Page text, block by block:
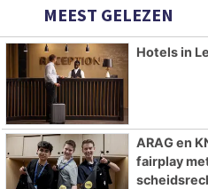
MEEST GELEZEN
Hotels in
ARAG en
fairplay